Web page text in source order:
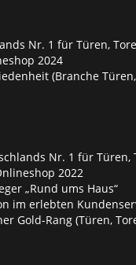
Nr. 1 für Türen,
2024
(Branche
Nr. 1 für
2022
„Rund ums Haus“
im erlebten
Gold-Rang (Türen,